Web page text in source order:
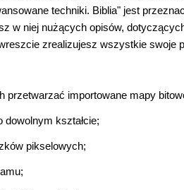
techniki. Biblia" jest
w niej nużących opisów,
zrealizujesz wszystkie swoje
przetwarzać importowane mapy
dowolnym kształcie;
pikselowych;